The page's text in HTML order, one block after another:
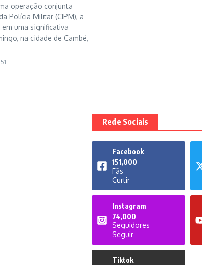
operação conjunta
Polícia Militar (CIPM), a
uma significativa
na cidade de Cambé,
Rede Sociais
Facebook
151,000
Fãs
Curtir
Instagram
74,000
Seguidores
Seguir
Tiktok